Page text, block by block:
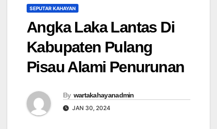
SEPUTAR KAHAYAN
Angka Laka Lantas Di
Kabupaten Pulang
Pisau Alami Penurunan
By wartakahayanadmin
JAN 30, 2024